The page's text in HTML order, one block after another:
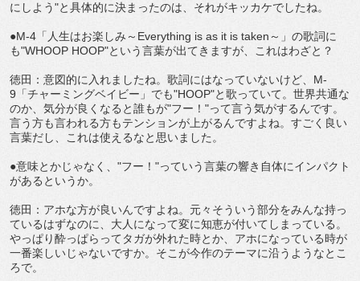
にしよう"と具体的に決まったのは、それがキッカケでしたね。
●M-4「人生はお楽しみ～Everything is as it is taken～」の歌詞に
も"WHOOP HOOP"という言葉が出てきますが、これはわざと？
徳田：意図的に入れましたね。歌詞にはなっていないけど、M-
9「チャーミングベイビー」でも"HOOP"と歌っていて。世界共通な
のか、気分が良くなると誰もが"フー！"って言う気がするんです。
言う方も言われる方もテンションが上がるんですよね。すごく良い
言葉だし、これは使えるなと思いました。
●意味とかじゃなく、"フー！"っていう言葉の響き自体にインパクト
があるというか。
徳田：アホな方が良いんですよね。元々そういう部分をみんな持っ
ているはずなのに、大人になって変に知恵が付いてしまっている。
やっぱり酔っぱらってタガが外れた時とか、アホになっている時が
一番楽しいじゃないですか。そこが今作のテーマに沿うようなとこ
ろで。